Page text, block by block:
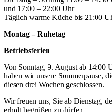
und 17:00 – 22:00 Uhr
Täglich warme Küche bis 21:00
Montag – Ruhetag
Betriebsferien
Von Sonntag, 9. August ab 14:00
haben wir unsere Sommerpause,
diesen drei Wochen geschlossen.
Wir freuen uns, Sie ab Dienstag,
erholt begrüßen zu dürfen.